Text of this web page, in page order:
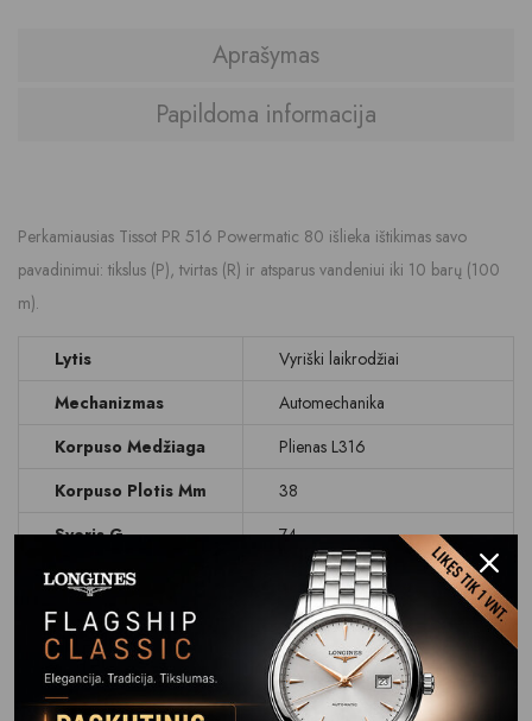
Aprašymas
Papildoma informacija
Perkamiausias Tissot PR 516 Powermatic 80 išlieka ištikimas savo
pavadinimui: tikslus (P), tvirtas (R) ir atsparus vandeniui iki 10 barų (100
m).
Lytis
Vyriški laikrodžiai
Mechanizmas
Automechanika
Korpuso Medžiaga
Plienas L316
Korpuso Plotis Mm
38
Svoris G
74
Ciferblatas
Rodyklinis, chronografas
Ciferblato Spalva
Mėlynas
Stikliukas
Safyrinis
Data
Dienos rodymas